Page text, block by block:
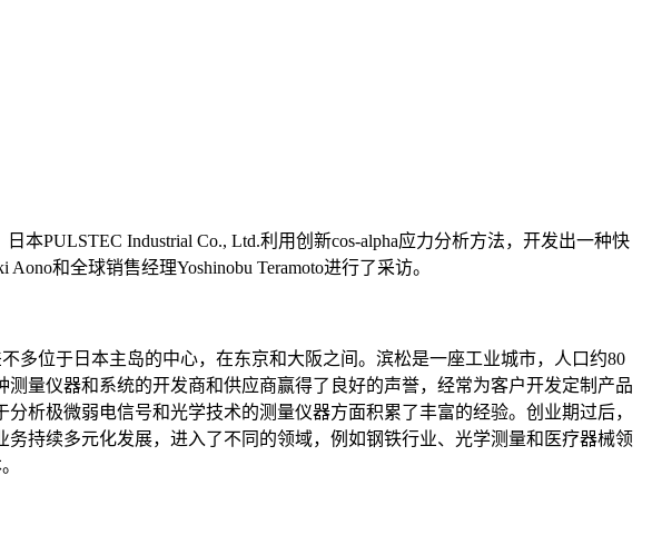
PULSTEC Industrial Co., Ltd.利用创新cos-alpha应力分析方法，开发出一种快
和全球销售经理Yoshinobu Teramoto进行了采访。
多位于日本主岛的中心，在东京和大阪之间。滨松是一座工业城市，人口约80
量仪器和系统的开发商和供应商赢得了良好的声誉，经常为客户开发定制产品
析极微弱电信号和光学技术的测量仪器方面积累了丰富的经验。创业期过后，
持续多元化发展，进入了不同的领域，例如钢铁行业、光学测量和医疗器械领